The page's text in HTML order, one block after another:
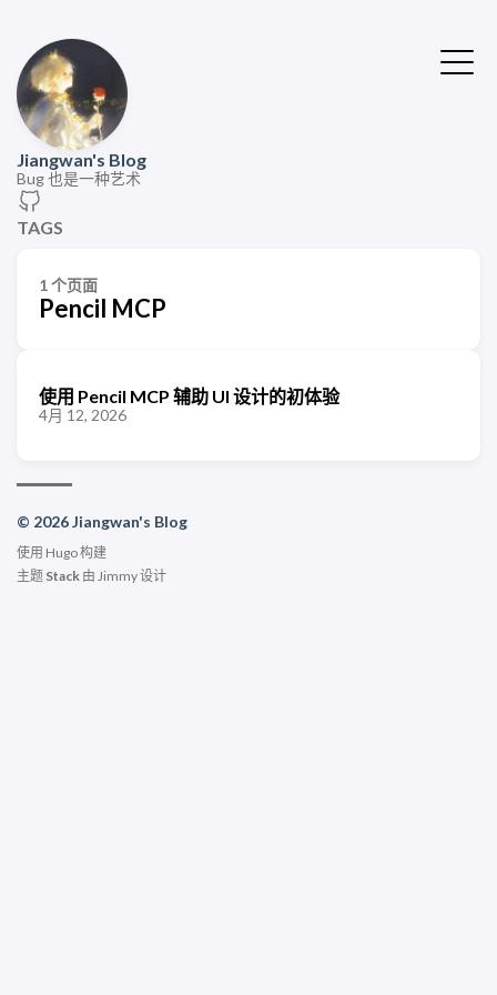
Jiangwan's Blog
Bug 也是一种艺术
TAGS
1 个页面
Pencil MCP
使用 Pencil MCP 辅助 UI 设计的初体验
4月 12, 2026
© 2026 Jiangwan's Blog
使用 Hugo构建
主题 Stack 由 Jimmy设计